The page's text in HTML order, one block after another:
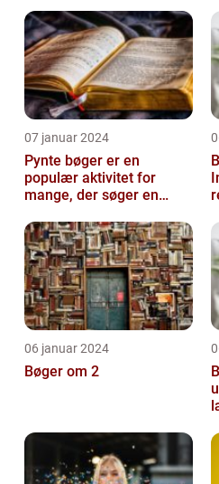
07 januar 2024
Pynte bøger er en
populær aktivitet for
mange, der søger en
06 januar 2024
Bøger om 2